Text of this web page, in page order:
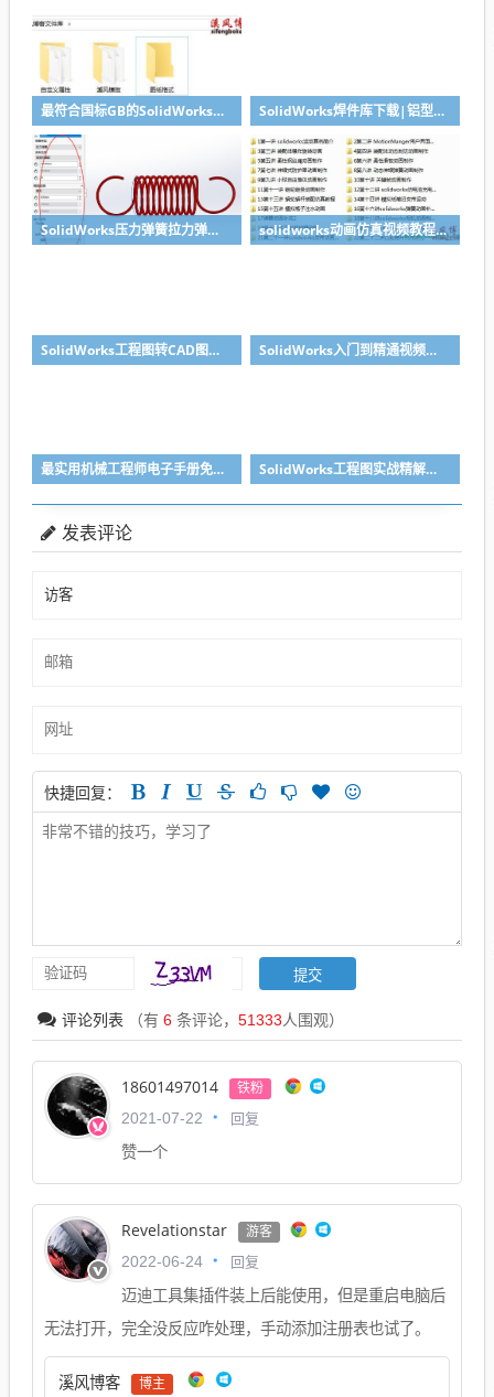
最符合国标GB的SolidWorks图纸格式和图纸模板下载-溪风专用版 SolidWorks焊件库下载|铝型材库下载|附sw焊件库添加配置使用教程
SolidWorks压力弹簧拉力弹簧扭力弹簧涡卷弹簧自动生成宏程序下载 solidworks动画仿真视频教程-学SolidWorks动画必看视频
SolidWorks工程图转CAD图纸DWG格式映射文件无乱码可分层-溪风亲测推荐 SolidWorks入门到精通视频教程（适合sw2018-2026）
最实用机械工程师电子手册免费下载 SolidWorks工程图实战精解（SolidWorks模板制作教程）pdf及随书光盘-
发表评论
快捷回复：
评论列表 （有 6 条评论， 51333人围观）
18601497014 铁粉
2021-07-22 回复
赞一个
Revelationstar 游客
2022-06-24 回复
迈迪工具集插件装上后能使用，但是重启电脑后
无法打开，完全没反应咋处理，手动添加注册表也试了。
溪风博客 博主